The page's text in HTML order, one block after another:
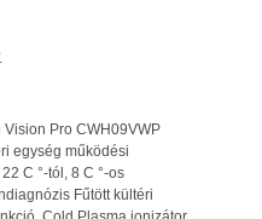
Pro CWH09VWP
egység működési
C °-tól, 8 C °-os
Fűtött kültéri